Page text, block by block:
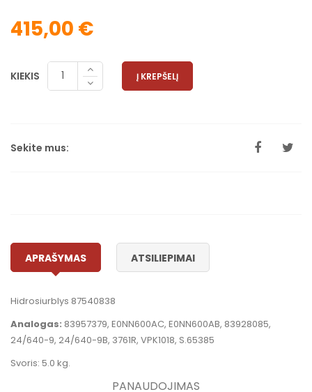
415,00 €
KIEKIS Į KREPŠELĮ
Sekite mus:
APRAŠYMAS ATSILIEPIMAI
Hidrosiurblys 87540838
Analogas: 83957379, E0NN600AC, E0NN600AB, 83928085,
24/640-9, 24/640-9B, 3761R, VPK1018, S.65385
Svoris: 5.0 kg.
PANAUDOJIMAS